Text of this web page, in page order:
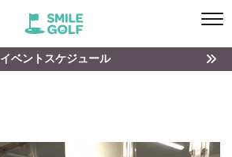
イベントスケジュール